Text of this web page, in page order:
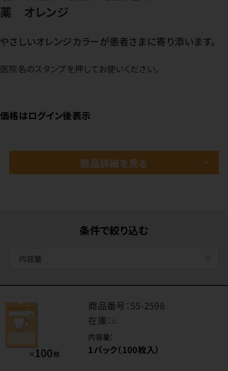
薬 オレンジ
やさしいオレンジカラーが患者さまに寄り添います。
医院名のスタンプを押してお使いください。
価格はログイン後表示
商品詳細を見る
条件で絞り込む
内容量
商品番号：55-2598
在庫：○
内容量：
1パック（100枚入）